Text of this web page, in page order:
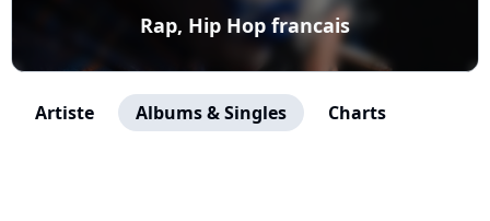
Rap, Hip Hop francais
Artiste Albums & Singles Charts